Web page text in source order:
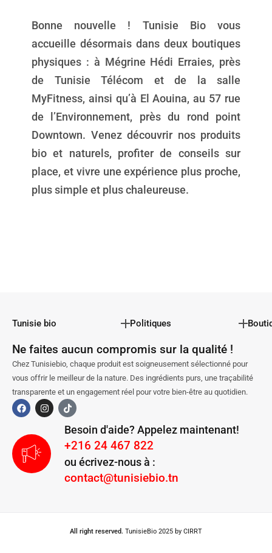
Bonne nouvelle ! Tunisie Bio vous
accueille désormais dans deux boutiques
physiques : à Mégrine Hédi Erraies, près
de Tunisie Télécom et de la salle
MyFitness, ainsi qu’à El Aouina, au 57 rue
de l’Environnement, près du rond point
Downtown. Venez découvrir nos produits
bio et naturels, profiter de conseils sur
place, et vivre une expérience plus proche,
plus simple et plus chaleureuse.
Tunisie bio Politiques
Ne faites aucun compromis sur la qualité !
Chez Tunisiebio, chaque produit est soigneusement sélectionné pour
vous offrir le meilleur de la nature. Des ingrédients purs, une traçabilité
transparente et un engagement réel pour votre bien-être au quotidien.
Besoin d'aide? Appelez maintenant!
+216 24 467 822
ou écrivez-nous à :
contact@tunisiebio.tn
All right reserved. TunisieBio 2025 by CIRRT